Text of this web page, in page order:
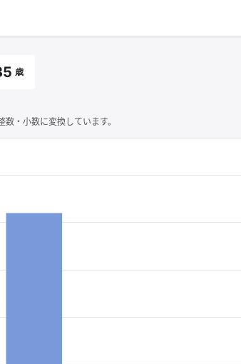
歳
・小数に変換しています。